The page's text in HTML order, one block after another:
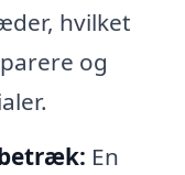
hvilket
og
En